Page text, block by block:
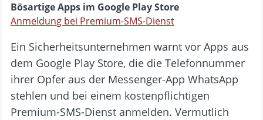
Bösartige Apps im Google Play Store
Anmeldung bei Premium-SMS-Dienst
Ein Sicherheitsunternehmen warnt vor Apps aus
dem Google Play Store, die die Telefonnummer
ihrer Opfer aus der Messenger-App WhatsApp
stehlen und bei einem kostenpflichtigen
Premium-SMS-Dienst anmelden. Vermutlich